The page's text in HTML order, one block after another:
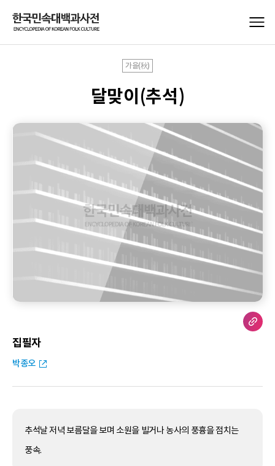
가을(秋)
달맞이(추석)
집필자
박종오
추석날 저녁 보름달을 보며 소원을 빌거나 농사의 풍흉을 점치는
풍속.